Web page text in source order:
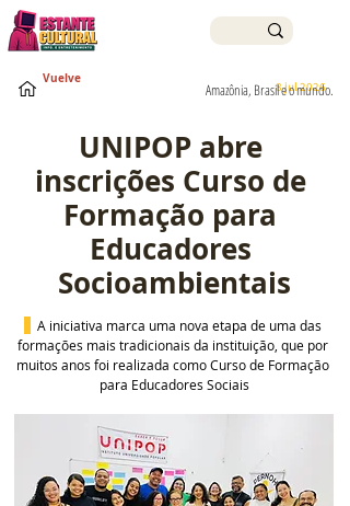
8 jul 2026
Amazônia, Brasil e o mundo.
Vuelve
UNIPOP abre
inscrições Curso de
Formação para
Educadores
Socioambientais
A iniciativa marca uma nova etapa de uma das
formações mais tradicionais da instituição, que por
muitos anos foi realizada como Curso de Formação
para Educadores Sociais